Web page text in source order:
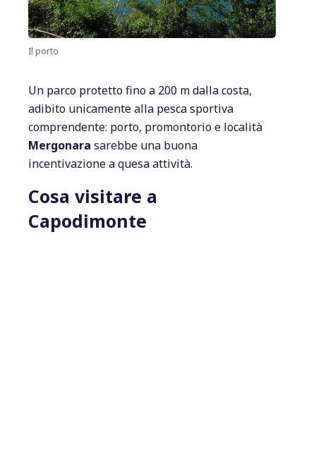
Il porto
Un parco protetto fino a 200 m dalla costa,
adibito unicamente alla pesca sportiva
comprendente: porto, promontorio e località
Mergonara sarebbe una buona
incentivazione a quesa attività.
Cosa visitare a
Capodimonte